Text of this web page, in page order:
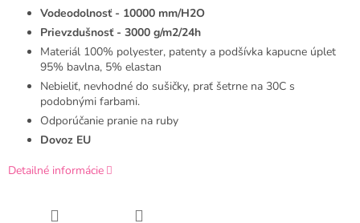
Vodeodolnosť - 10000 mm/H2O
Prievzdušnosť - 3000 g/m2/24h
Materiál 100% polyester, patenty a podšívka kapucne úplet
95% bavlna, 5% elastan
Nebieliť, nevhodné do sušičky, prať šetrne na 30C s
podobnými farbami.
Odporúčanie pranie na ruby
Dovoz EU
Detailné informácie